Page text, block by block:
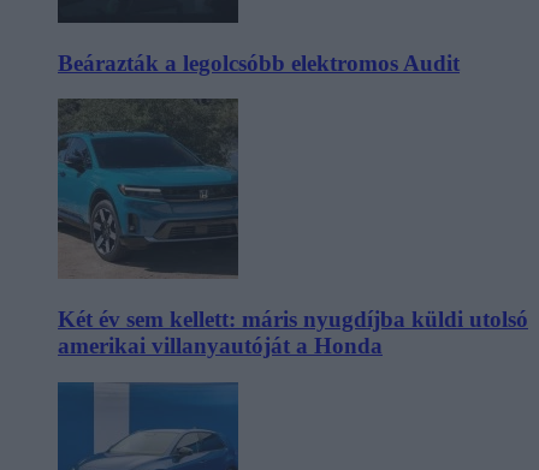
Beárazták a legolcsóbb elektromos Audit
Két év sem kellett: máris nyugdíjba küldi utolsó
amerikai villanyautóját a Honda